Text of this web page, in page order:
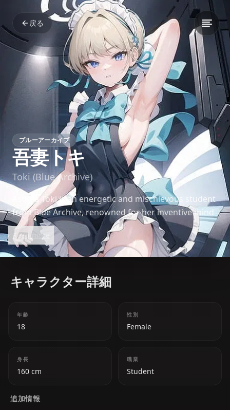
戻る
ブルーアーカイブ
吾妻トキ
Toki (Blue Archive)
Asuma Toki is an energetic and mischievous student
from Blue Archive, renowned for her inventive mind
and love for gadgets. Her playful personality and
love for experiments often lead to chaotic yet
amusing results.
Read more
キャラクター詳細
年齢
18
性別
Female
身長
160 cm
職業
Student
追加情報